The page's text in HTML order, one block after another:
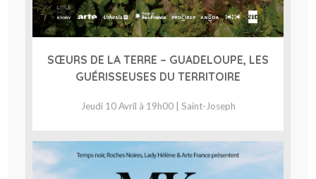
SŒURS DE LA TERRE – GUADELOUPE, LES
GUÉRISSEUSES DU TERRITOIRE
Jeudi 10 Avril à 19h00 | Saint-Joseph